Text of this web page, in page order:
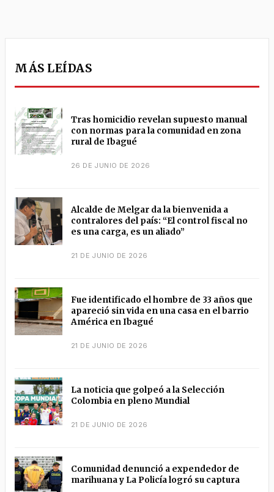
MÁS LEÍDAS
Tras homicidio revelan supuesto manual
con normas para la comunidad en zona
rural de Ibagué
26 DE JUNIO DE 2026
Alcalde de Melgar da la bienvenida a
contralores del país: “El control fiscal no
es una carga, es un aliado”
21 DE JUNIO DE 2026
Fue identificado el hombre de 33 años que
apareció sin vida en una casa en el barrio
América en Ibagué
21 DE JUNIO DE 2026
La noticia que golpeó a la Selección
Colombia en pleno Mundial
21 DE JUNIO DE 2026
Comunidad denunció a expendedor de
marihuana y La Policía logró su captura